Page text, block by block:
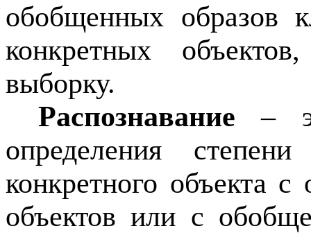
обобщенных образов
конкретных
выборку.
Распознавание –
определения
конкретного объекта
объектов или с